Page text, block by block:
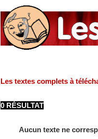
Les textes complets à
0 RÉSULTAT
Aucun texte ne